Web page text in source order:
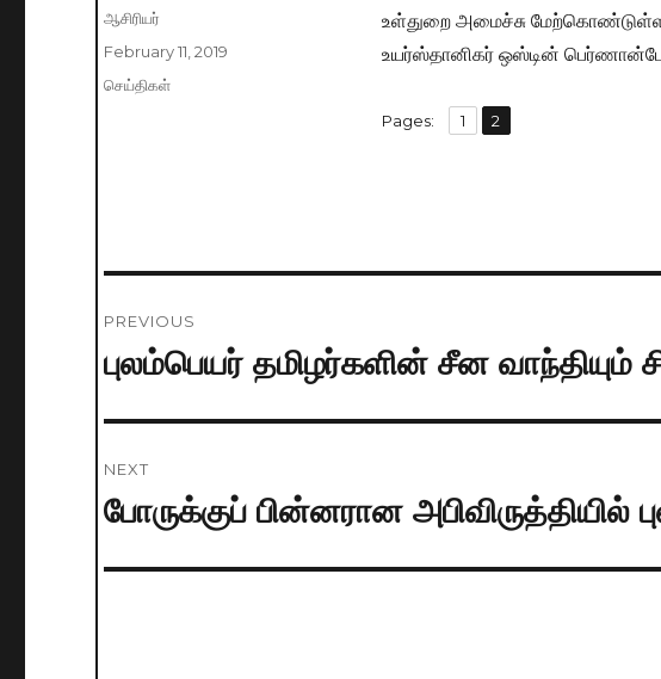
உள்துறை அமைச்சு
உயர்ஸ்தானிகர் ஒஸ்டின்
Pages: Page
1 ,
Page
2
Author
ஆசிரியர்
Posted
on
February 11, 2019
Categories
செய்திகள்
navigation
PREVIOUS
Previous
புலம்பெயர் தமிழர்களின் சீன
NEXT
Next
போருக்குப் பின்னரான அபிவிருத்தியில்